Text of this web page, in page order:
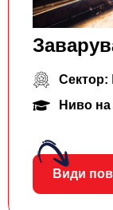
Сектор:
Ниво
Види